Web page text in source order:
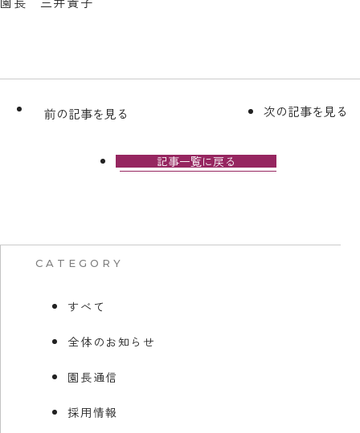
前の記事を見る
記事一覧に戻る
次の記事を見る
CATEGORY
すべて
全体のお知らせ
園長通信
採用情報